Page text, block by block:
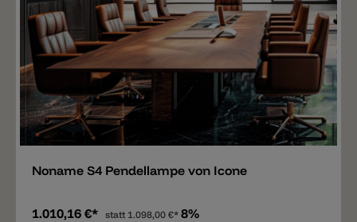
Merken
Noname S4 Pendellampe von Icone
1.010,16 €* statt 1.098,00 €* 8%